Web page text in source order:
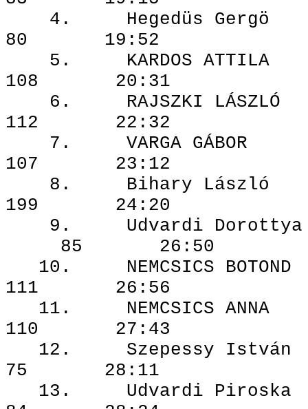
4.
80 19:52
5. KARDOS
108 20:31
6. RAJSZKI
112 22:32
7. VARGA
107 23:12
8. Bihary
199 24:20
9. Udvardi
85
10.
111 26:56
11.
110 27:43
12.
75 28:11
13. Udvardi